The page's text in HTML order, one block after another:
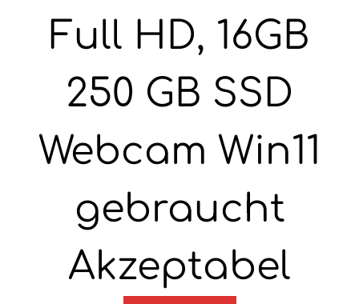
Full HD, 16GB
250 GB SSD
Webcam Win11
gebraucht
Akzeptabel